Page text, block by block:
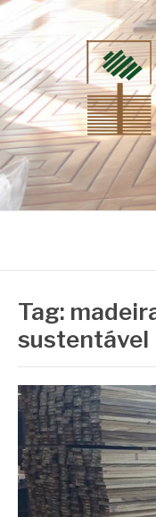
Pular
para
o
conteúdo
Dicas e Novidades sobre
Tag:
sustentável